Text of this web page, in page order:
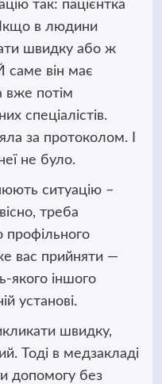
так: пацієнтка
в людини
швидку або ж
саме він має
вже потім
спеціалістів.
за протоколом. І
не було.
ситуацію –
треба
профільного
вас прийняти —
якого іншого
установі.
швидку,
Тоді в медзакладі
допомогу без